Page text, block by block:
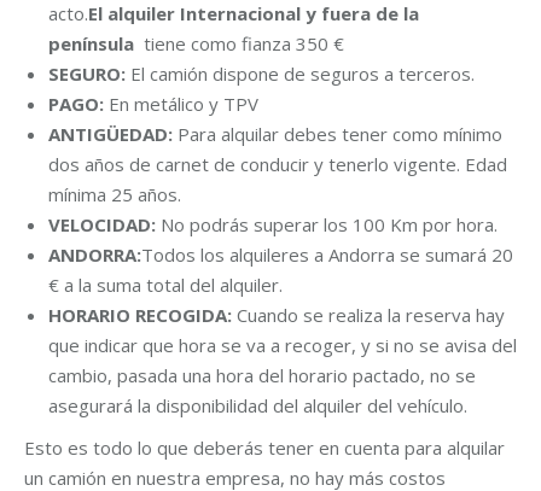
acto.El alquiler Internacional y fuera de la
península tiene como fianza 350 €
SEGURO: El camión dispone de seguros a terceros.
PAGO: En metálico y TPV
ANTIGÜEDAD: Para alquilar debes tener como mínimo
dos años de carnet de conducir y tenerlo vigente. Edad
mínima 25 años.
VELOCIDAD: No podrás superar los 100 Km por hora.
ANDORRA:Todos los alquileres a Andorra se sumará 20
€ a la suma total del alquiler.
HORARIO RECOGIDA: Cuando se realiza la reserva hay
que indicar que hora se va a recoger, y si no se avisa del
cambio, pasada una hora del horario pactado, no se
asegurará la disponibilidad del alquiler del vehículo.
Esto es todo lo que deberás tener en cuenta para alquilar
un camión en nuestra empresa, no hay más costos